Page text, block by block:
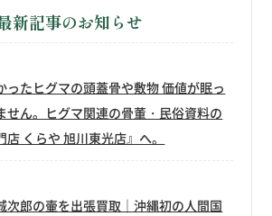
新記事のお知らせ
ったヒグマの頭蓋骨や敷物 価値が眠っ
せん。ヒグマ関連の骨董・民俗資料の
くらや 旭川東光店』へ。
次郎の壷を出張買取｜沖縄初の人間国